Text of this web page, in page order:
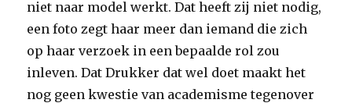
niet naar model werkt. Dat heeft zij niet nodig,
een foto zegt haar meer dan iemand die zich
op haar verzoek in een bepaalde rol zou
inleven. Dat Drukker dat wel doet maakt het
nog geen kwestie van academisme tegenover